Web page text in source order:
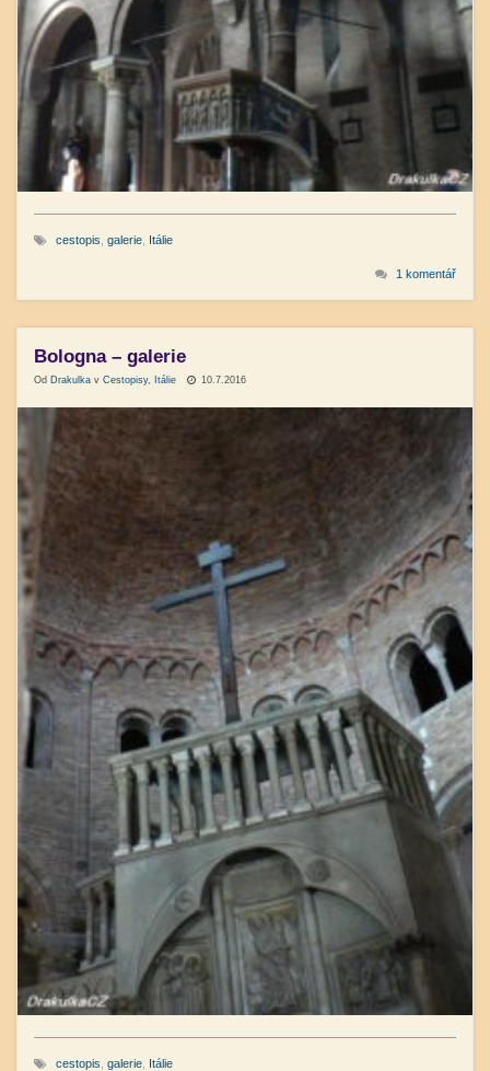
cestopis galerie Itálie
1 komentář
Bologna – galerie
Od Drakulka v Cestopisy, Itálie 10.7.2016
cestopis galerie Itálie